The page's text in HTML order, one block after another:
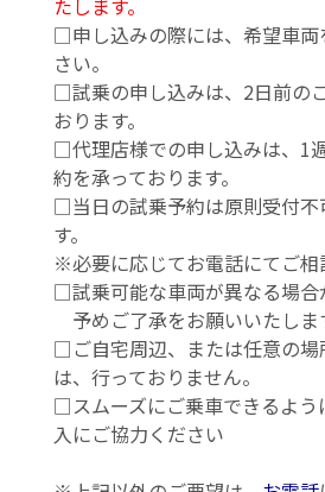
たします。
□申し込みの際には、希望車両
さい。
□試乗の申し込みは、2日前の
おります。
□代理店様での申し込みは、1
約を承っております。
□当日の試乗予約は原則受付不
す。
※必要に応じてお電話にてご相
□試乗可能な車両が異なる場合
予めご了承をお願いいたしま
□ご自宅周辺、または任意の場
は、行っておりません。
□スムーズにご乗車できるよう
入にご協力ください